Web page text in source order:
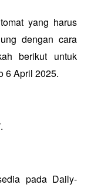
yang harus
dengan cara
berikut untuk
6 April 2025.
pada Daily-